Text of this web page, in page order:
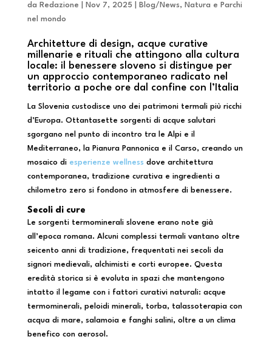
da Redazione Nov 7, 2025 Blog/News, Natura e Parchi
nel mondo
Architetture di design, acque curative
millenarie e rituali che attingono alla cultura
locale: il benessere sloveno si distingue per
un approccio contemporaneo radicato nel
territorio a poche ore dal confine con l’Italia
La Slovenia custodisce uno dei patrimoni termali più ricchi
d’Europa. Ottantasette sorgenti di acque salutari
sgorgano nel punto di incontro tra le Alpi e il
Mediterraneo, la Pianura Pannonica e il Carso, creando un
mosaico di esperienze wellness dove architettura
contemporanea, tradizione curativa e ingredienti a
chilometro zero si fondono in atmosfere di benessere.
Secoli di cure
Le sorgenti termominerali slovene erano note già
all’epoca romana. Alcuni complessi termali vantano oltre
seicento anni di tradizione, frequentati nei secoli da
signori medievali, alchimisti e corti europee. Questa
eredità storica si è evoluta in spazi che mantengono
intatto il legame con i fattori curativi naturali: acque
termominerali, peloidi minerali, torba, talassoterapia con
acqua di mare, salamoia e fanghi salini, oltre a un clima
benefico con aerosol.